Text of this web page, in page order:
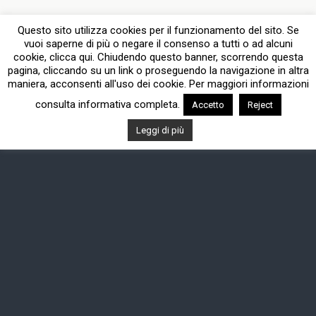
Questo sito utilizza cookies per il funzionamento del sito. Se
vuoi saperne di più o negare il consenso a tutti o ad alcuni
cookie, clicca qui. Chiudendo questo banner, scorrendo questa
pagina, cliccando su un link o proseguendo la navigazione in altra
maniera, acconsenti all'uso dei cookie. Per maggiori informazioni
consulta informativa completa.
Accetto Reject
Leggi di più